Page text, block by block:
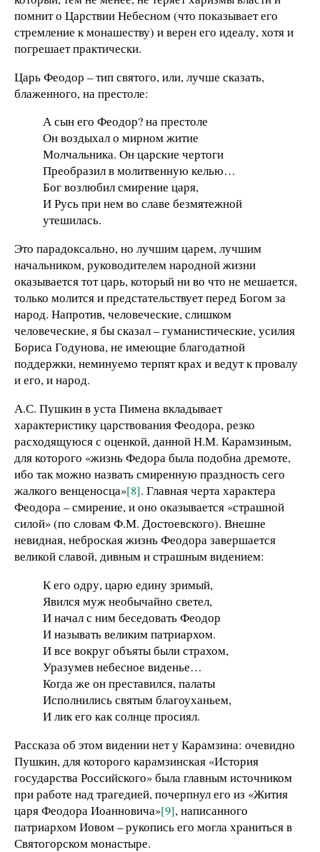
помнит о Царствии Небесном (что показывает его
стремление к монашеству) и верен его идеалу, хотя и
погрешает практически.
Царь Феодор – тип святого, или, лучше сказать,
блаженного, на престоле:
А сын его Феодор? на престоле
Он воздыхал о мирном житие
Молчальника. Он царские чертоги
Преобразил в молитвенную келью…
Бог возлюбил смирение царя,
И Русь при нем во славе безмятежной
утешилась.
Это парадоксально, но лучшим царем, лучшим
начальником, руководителем народной жизни
оказывается тот царь, который ни во что не мешается,
только молится и предстательствует перед Богом за
народ. Напротив, человеческие, слишком
человеческие, я бы сказал – гуманистические, усилия
Бориса Годунова, не имеющие благодатной
поддержки, неминуемо терпят крах и ведут к провалу
и его, и народ.
А.С. Пушкин в уста Пимена вкладывает
характеристику царствования Феодора, резко
расходящуюся с оценкой, данной Н.М. Карамзиным,
для которого «жизнь Федора была подобна дремоте,
ибо так можно назвать смиренную праздность сего
жалкого венценосца»[8]. Главная черта характера
Феодора – смирение, и оно оказывается «страшной
силой» (по словам Ф.М. Достоевского). Внешне
невидная, неброская жизнь Феодора завершается
великой славой, дивным и страшным видением:
К его одру, царю едину зримый,
Явился муж необычайно светел,
И начал с ним беседовать Феодор
И называть великим патриархом.
И все вокруг объяты были страхом,
Уразумев небесное виденье…
Когда же он преставился, палаты
Исполнились святым благоуханьем,
И лик его как солнце просиял.
Рассказа об этом видении нет у Карамзина: очевидно
Пушкин, для которого карамзинская «История
государства Российского» была главным источником
при работе над трагедией, почерпнул его из «Жития
царя Феодора Иоанновича»[9], написанного
патриархом Иовом – рукопись его могла храниться в
Святогорском монастыре.